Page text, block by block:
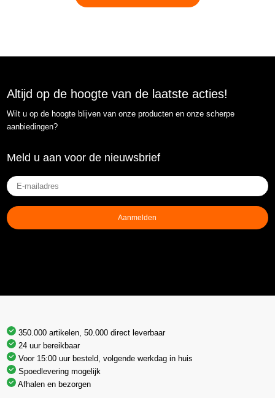
Altijd op de hoogte van de laatste acties!
Wilt u op de hoogte blijven van onze producten en onze scherpe
aanbiedingen?
Meld u aan voor de nieuwsbrief
E-
mailadres(Vereist)
Aanmelden
350.000 artikelen, 50.000 direct leverbaar
24 uur bereikbaar
Voor 15:00 uur besteld, volgende werkdag in huis
Spoedlevering mogelijk
Afhalen en bezorgen